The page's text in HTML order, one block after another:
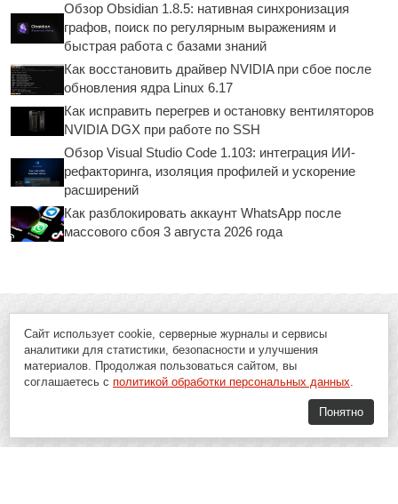
Обзор Obsidian 1.8.5: нативная синхронизация
графов, поиск по регулярным выражениям и
быстрая работа с базами знаний
Как восстановить драйвер NVIDIA при сбое после
обновления ядра Linux 6.17
Как исправить перегрев и остановку вентиляторов
NVIDIA DGX при работе по SSH
Обзор Visual Studio Code 1.103: интеграция ИИ-
рефакторинга, изоляция профилей и ускорение
расширений
Как разблокировать аккаунт WhatsApp после
массового сбоя 3 августа 2026 года
Сайт использует cookie, серверные журналы и сервисы
аналитики для статистики, безопасности и улучшения
материалов. Продолжая пользоваться сайтом, вы
соглашаетесь с политикой обработки персональных данных.
Понятно